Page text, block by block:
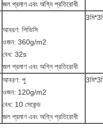
জল প্রমাণ এবং অগ্নি প্রতিরোধী
আবরণ: পিভিসি
ওজন: 360g/m2
বেধ: 32s
জল প্রমাণ এবং অগ্নি প্রতিরোধী
আবরণ: পু
ওজন: 120g/m2
বেধ: 10 সেকেন্ড
জল প্রমাণ এবং অগ্নি প্রতিরোধী